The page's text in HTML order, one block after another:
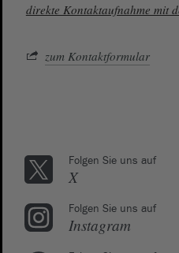
direkte Kontaktaufnahme mit
zum Kontaktformular
Folgen Sie uns auf
X
Folgen Sie uns auf
Instagram